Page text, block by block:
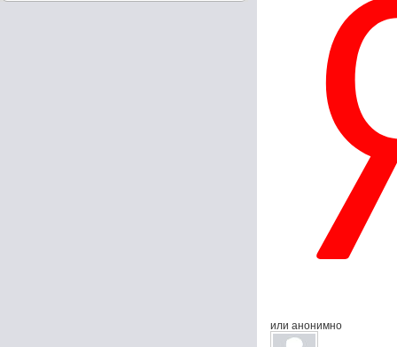
или анонимно